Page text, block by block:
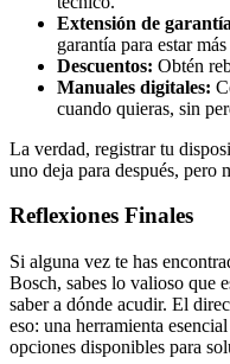
Extensión de
garantía para estar
Descuentos: Obtén
Manuales digitales:
cuando quieras, sin
La verdad, registrar tu
uno deja para después, pero
Reflexiones Finales
Si alguna vez te has
Bosch, sabes lo valioso que
saber a dónde acudir. El
eso: una herramienta
opciones disponibles para